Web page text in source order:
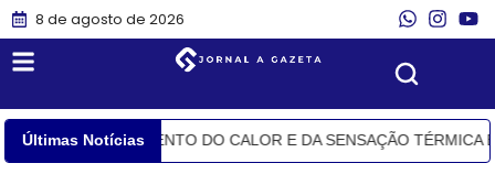
8 de agosto de 2026
Últimas Notícias
TRAZER AUMENTO DO CALOR E DA SENSAÇÃO TÉRMICA EM